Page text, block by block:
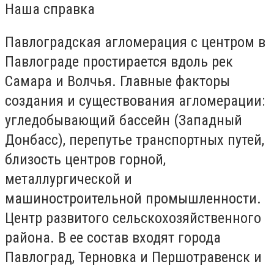
Наша справка
Павлоградская агломерация с центром в
Павлограде простирается вдоль рек
Самара и Волчья. Главные факторы
создания и существования агломерации:
угледобывающий бассейн (Западный
Донбасс), перепутье транспортных путей,
близость центров горной,
металлургической и
машиностроительной промышленности.
Центр развитого сельскохозяйственного
района. В ее состав входят города
Павлоград, Терновка и Першотравенск и